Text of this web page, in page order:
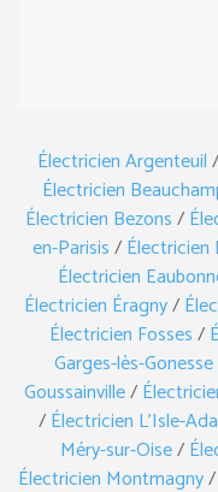
Électricien Argenteuil/
Électricien
Électricien Bezons/
en-Parisis/Électricien
Électricien
Électricien Éragny/
Électricien Fosses/
Garges-lès-Gonesse
Goussainville/
/Électricien L’Isle-
Méry-sur-Oise/
Électricien Montmagny/